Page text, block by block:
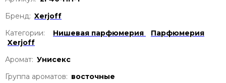
Бренд: Xerjoff
Категории:
Нишевая парфюмерия
Парфюмерия
Xerjoff
Аромат: Унисекс
Группа ароматов: восточные